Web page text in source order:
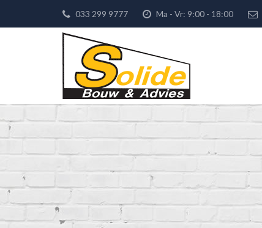
033 299 9777 Ma - Vr: 9:00 - 18:00